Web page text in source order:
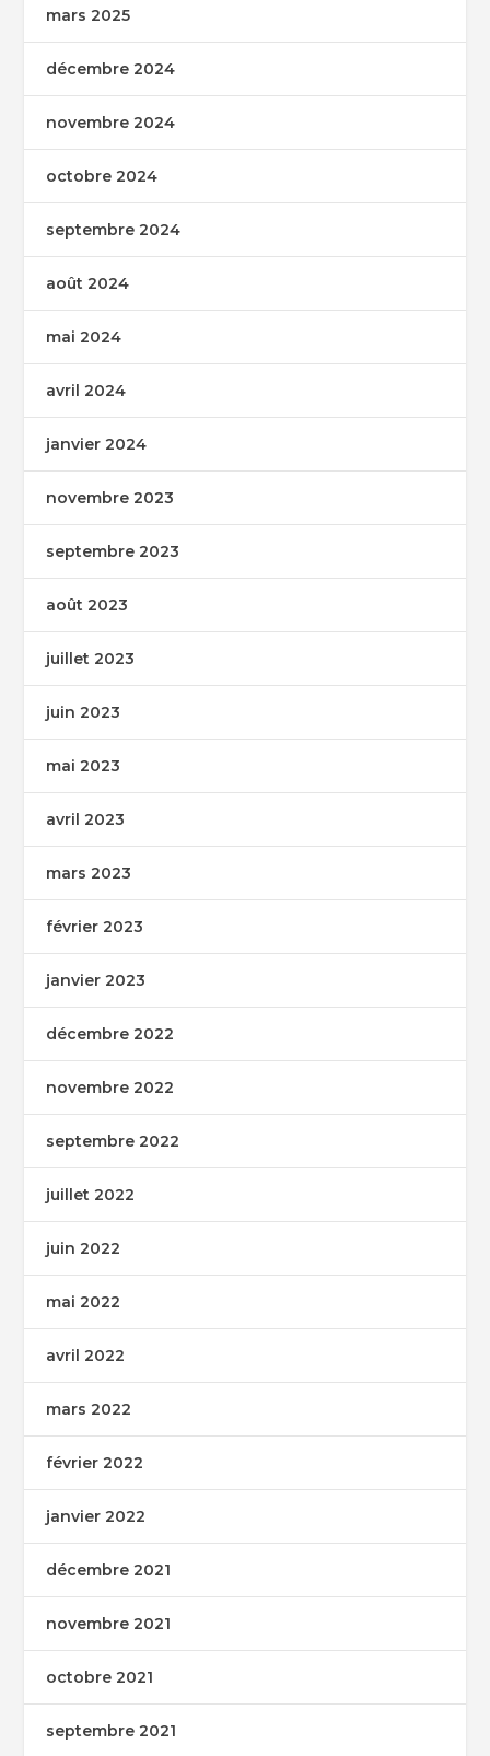
mars 2025
décembre 2024
novembre 2024
octobre 2024
septembre 2024
août 2024
mai 2024
avril 2024
janvier 2024
novembre 2023
septembre 2023
août 2023
juillet 2023
juin 2023
mai 2023
avril 2023
mars 2023
février 2023
janvier 2023
décembre 2022
novembre 2022
septembre 2022
juillet 2022
juin 2022
mai 2022
avril 2022
mars 2022
février 2022
janvier 2022
décembre 2021
novembre 2021
octobre 2021
septembre 2021